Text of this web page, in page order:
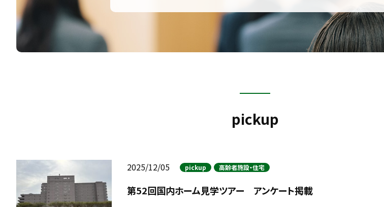
pickup
2025/12/05 pickup 高齢者施設・住宅
第52回国内ホーム見学ツアー アンケート掲載